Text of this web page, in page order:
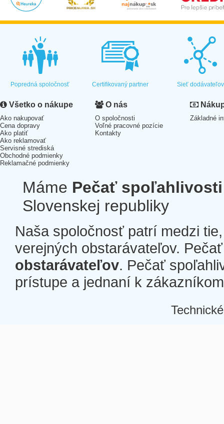
Popredná spoločnosť Certifikovaný partner Sieť dodávateľov
Všetko o nákupe
Ako nakupovať
Cena dopravy
Ako platiť
Ako reklamovať
Servisné strediská
Obchodné podmienky
Reklamačné podmienky
O nás
O spoločnosti
Voľné pracovné pozície
Kontakty
Základné
Máme Pečať spoľahlivosti
Slovenskej republiky
Naša spoločnosť patrí medzi
verejných obstarávateľov.
obstarávateľov. Pečať
prístupe a jednaní k